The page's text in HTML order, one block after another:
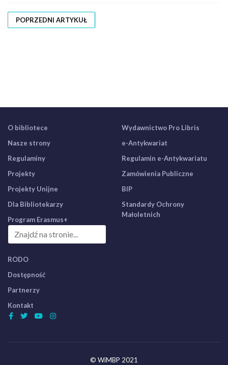
POPRZEDNI ARTYKUŁ
O bibliotece
Nasze strony
Regulaminy
Projekty
Projekty Unijne
Dla Bibliotekarzy
Program Erasmus+
Wydawnictwo Pro Libris
e-Antykwariat
Regulamin e-Antykwariatu
Zamówienia Publiczne
BIP
Standardy Ochrony
Małoletnich
RODO
Dostępność
Partnerzy
Kontakt
© WiMBP 2021